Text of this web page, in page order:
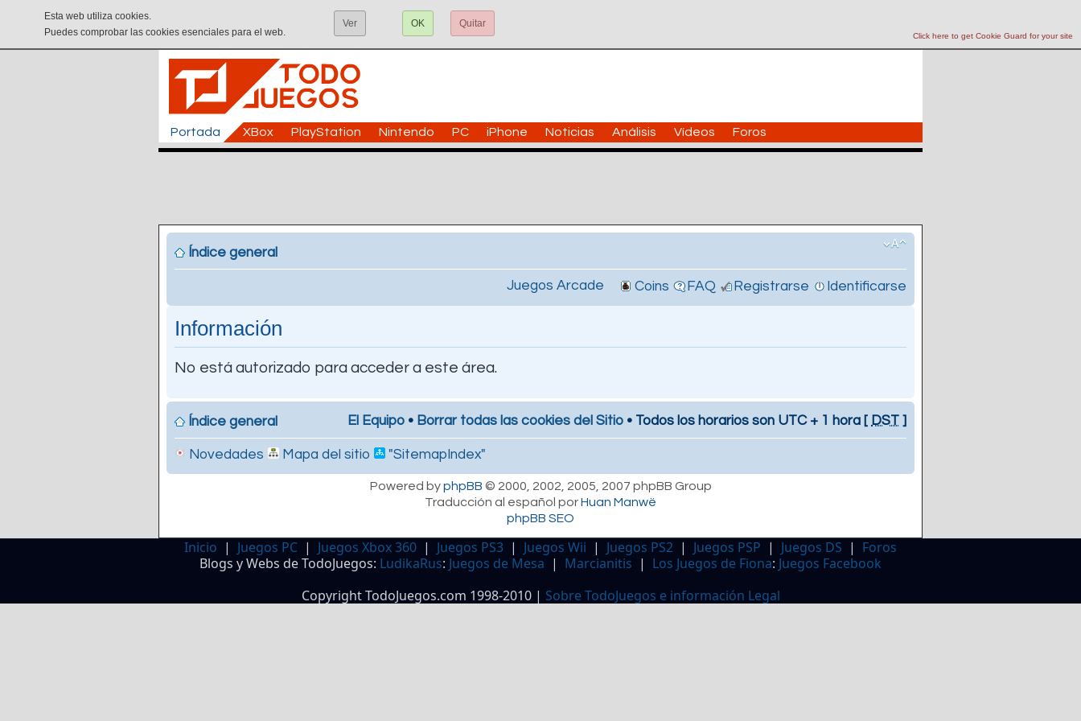
Click here to get Cookie Guard for your site
Esta web utiliza cookies.
Puedes comprobar las cookies esenciales para el web.
Ver OK Quitar
Portada XBox PlayStation Nintendo PC iPhone Noticias Análisis Vídeos Foros
Índice general
Juegos Arcade Coins FAQ Registrarse Identificarse
Información
No está autorizado para acceder a este área.
Índice general El Equipo • Borrar todas las cookies del Sitio • Todos los horarios son UTC + 1 hora [ DST ]
Novedades Mapa del sitio "SitemapIndex"
Powered byphpBB © 2000, 2002, 2005, 2007 phpBB Group
Traducción al español porHuan Manwë
phpBB SEO
Inicio | Juegos PC | Juegos Xbox 360 | Juegos PS3 | Juegos Wii | Juegos PS2 | Juegos PSP | Juegos DS | Foros
Blogs y Webs de TodoJuegos: LudikaRus: Juegos de Mesa | Marcianitis | Los Juegos de Fiona: Juegos Facebook
Copyright TodoJuegos.com 1998-2010 | Sobre TodoJuegos e información Legal